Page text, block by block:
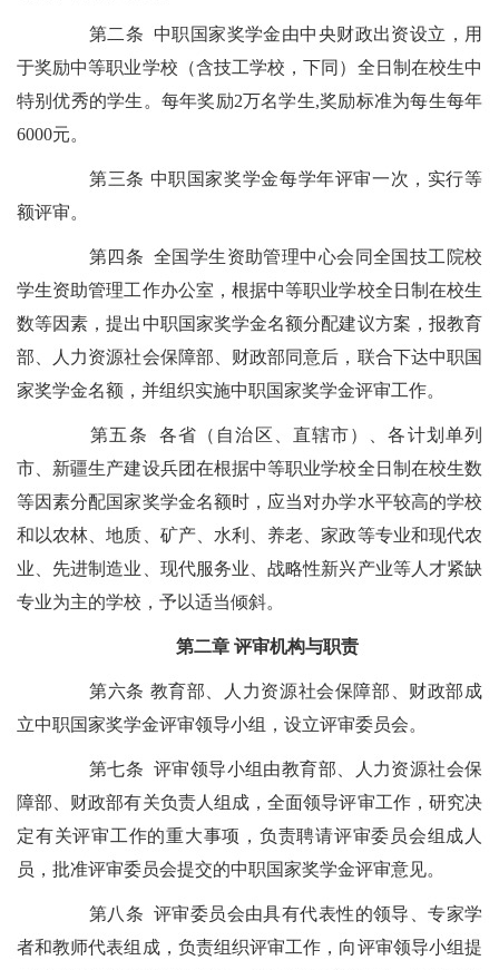
第二条 中职国家奖学金由中央财政出资设立，用
于奖励中等职业学校（含技工学校，下同）全日制在校生中
特别优秀的学生。每年奖励2万名学生,奖励标准为每生每年
6000元。
第三条 中职国家奖学金每学年评审一次，实行等
额评审。
第四条 全国学生资助管理中心会同全国技工院校
学生资助管理工作办公室，根据中等职业学校全日制在校生
数等因素，提出中职国家奖学金名额分配建议方案，报教育
部、人力资源社会保障部、财政部同意后，联合下达中职国
家奖学金名额，并组织实施中职国家奖学金评审工作。
第五条 各省（自治区、直辖市）、各计划单列
市、新疆生产建设兵团在根据中等职业学校全日制在校生数
等因素分配国家奖学金名额时，应当对办学水平较高的学校
和以农林、地质、矿产、水利、养老、家政等专业和现代农
业、先进制造业、现代服务业、战略性新兴产业等人才紧缺
专业为主的学校，予以适当倾斜。
第二章 评审机构与职责
第六条 教育部、人力资源社会保障部、财政部成
立中职国家奖学金评审领导小组，设立评审委员会。
第七条 评审领导小组由教育部、人力资源社会保
障部、财政部有关负责人组成，全面领导评审工作，研究决
定有关评审工作的重大事项，负责聘请评审委员会组成人
员，批准评审委员会提交的中职国家奖学金评审意见。
第八条 评审委员会由具有代表性的领导、专家学
者和教师代表组成，负责组织评审工作，向评审领导小组提